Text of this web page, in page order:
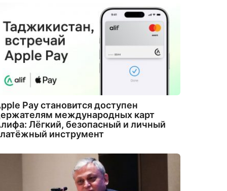
Pay становится доступен
международных карт
Лёгкий, безопасный и личный
инструмент